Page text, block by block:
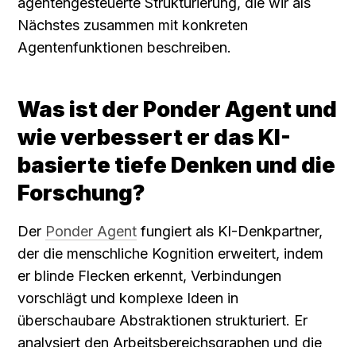
Nächstes zusammen mit konkreten
Agentenfunktionen beschreiben.
Was ist der Ponder Agent und
wie verbessert er das KI-
basierte tiefe Denken und die
Forschung?
Der Ponder Agent fungiert als KI-Denkpartner,
der die menschliche Kognition erweitert, indem
er blinde Flecken erkennt, Verbindungen
vorschlägt und komplexe Ideen in
überschaubare Abstraktionen strukturiert. Er
analysiert den Arbeitsbereichsgraphen und die